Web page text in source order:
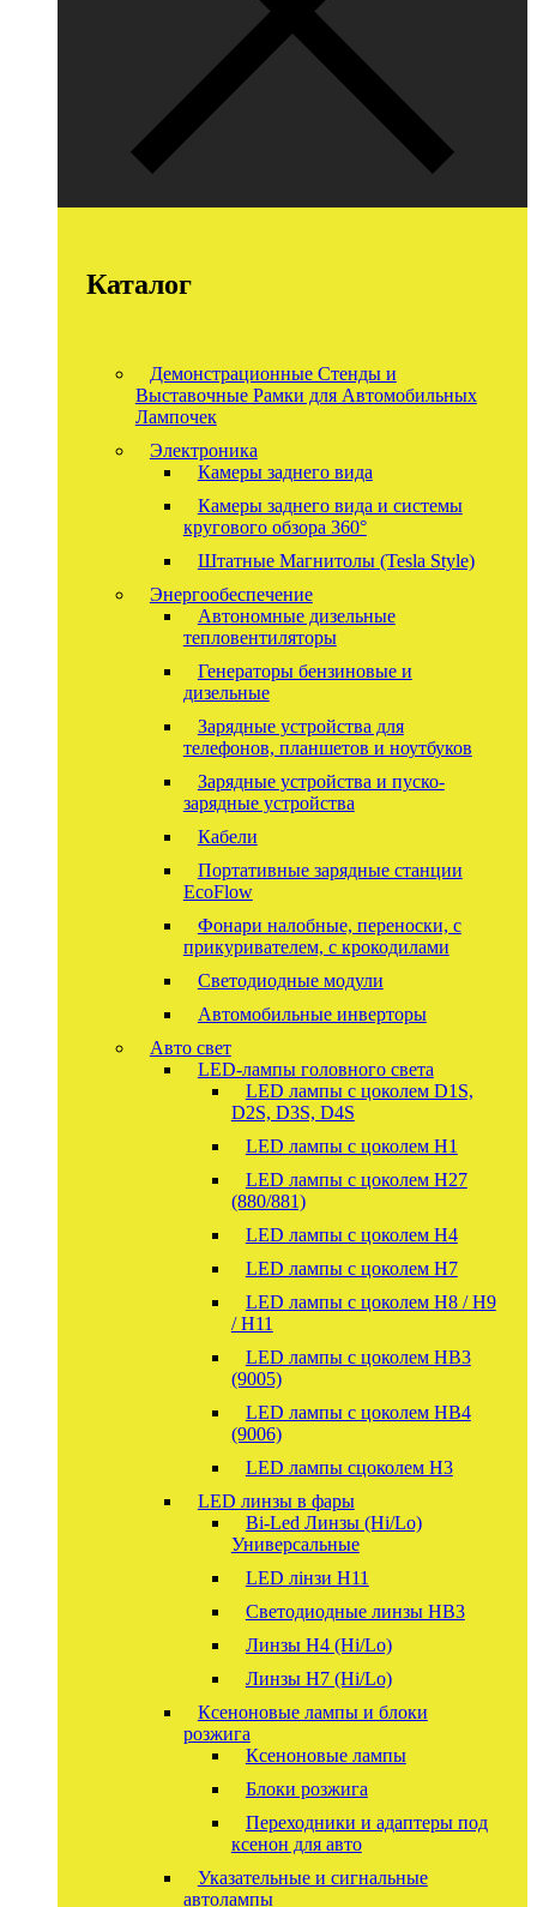
Каталог
Демонстрационные Стенды и
Выставочные Рамки для Автомобильных
Лампочек
Электроника
Камеры заднего вида
Камеры заднего вида и системы
кругового обзора 360°
Штатные Магнитолы (Tesla Style)
Энергообеспечение
Автономные дизельные
тепловентиляторы
Генераторы бензиновые и
дизельные
Зарядные устройства для
телефонов, планшетов и ноутбуков
Зарядные устройства и пуско-
зарядные устройства
Кабели
Портативные зарядные станции
EcoFlow
Фонари налобные, переноски, с
прикуривателем, с крокодилами
Светодиодные модули
Автомобильные инверторы
Авто свет
LED-лампы головного света
LED лампы с цоколем D1S,
D2S, D3S, D4S
LED лампы с цоколем H1
LED лампы с цоколем H27
(880/881)
LED лампы с цоколем H4
LED лампы с цоколем H7
LED лампы с цоколем H8 / H9
/ H11
LED лампы с цоколем HB3
(9005)
LED лампы с цоколем HB4
(9006)
LED лампы сцоколем H3
LED линзы в фары
Bi-Led Линзы (Hi/Lo)
Универсальные
LED лінзи H11
Светодиодные линзы HB3
Линзы Н4 (Hi/Lo)
Линзы Н7 (Hi/Lo)
Ксеноновые лампы и блоки
розжига
Ксеноновые лампы
Блоки розжига
Переходники и адаптеры под
ксенон для авто
Указательные и сигнальные
автолампы